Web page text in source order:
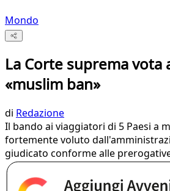
Mondo
La Corte suprema vota
«muslim ban»
di Redazione
Il bando ai viaggiatori di 5 Paesi a
fortemente voluto
giudicato conforme alle